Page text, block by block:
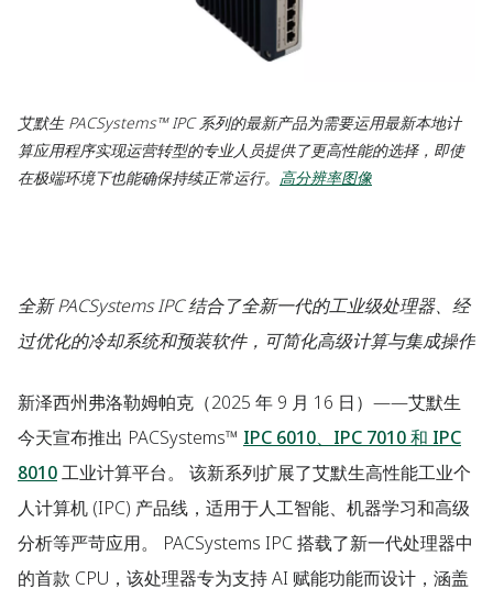
艾默生 PACSystems™ IPC 系列的最新产品为需要运用最新本地计
算应用程序实现运营转型的专业人员提供了更高性能的选择，即使
在极端环境下也能确保持续正常运行。 高分辨率图像
全新 PACSystems IPC 结合了全新一代的工业级处理器、经
过优化的冷却系统和预装软件，可简化高级计算与集成操作
新泽西州弗洛勒姆帕克 （2025 年 9 月 16 日）——艾默生
今天宣布推出 PACSystems™ IPC 6010、IPC 7010 和 IPC
8010工业计算平台。 该新系列扩展了艾默生高性能工业个
人计算机 (IPC) 产品线，适用于人工智能、机器学习和高级
分析等严苛应用。 PACSystems IPC 搭载了新一代处理器中
的首款 CPU，该处理器专为支持 AI 赋能功能而设计，涵盖